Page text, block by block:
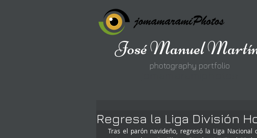
José Manuel
photography portfolio
Regresa la Liga División
Tras el parón navideño, regresó la Liga Nacional de la División de Honor de BSR y no me perdí la visita del